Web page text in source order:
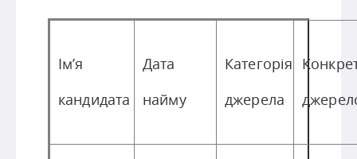
Ім’я
кандидата
Дата
найму
Категорія
джерела